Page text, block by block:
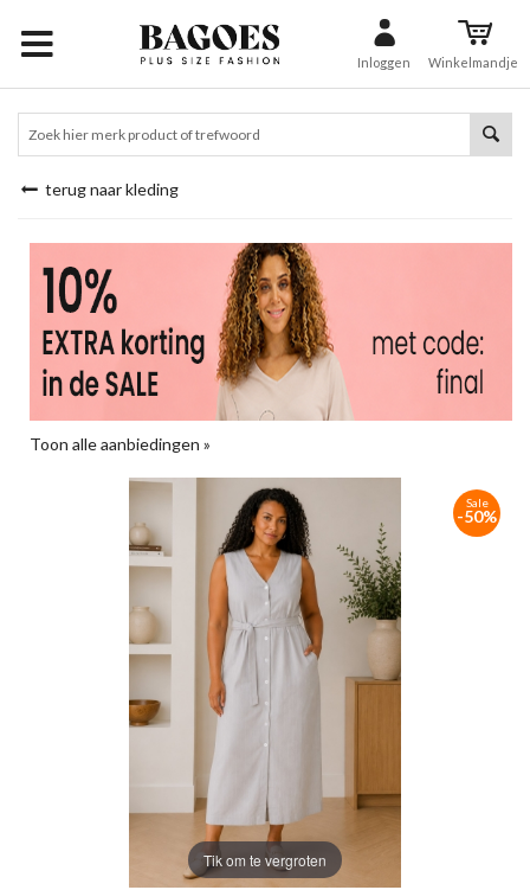
Inloggen Winkelmandje
terug naar kleding
Toon alle aanbiedingen »
Tik om te vergroten
Sale
-50%